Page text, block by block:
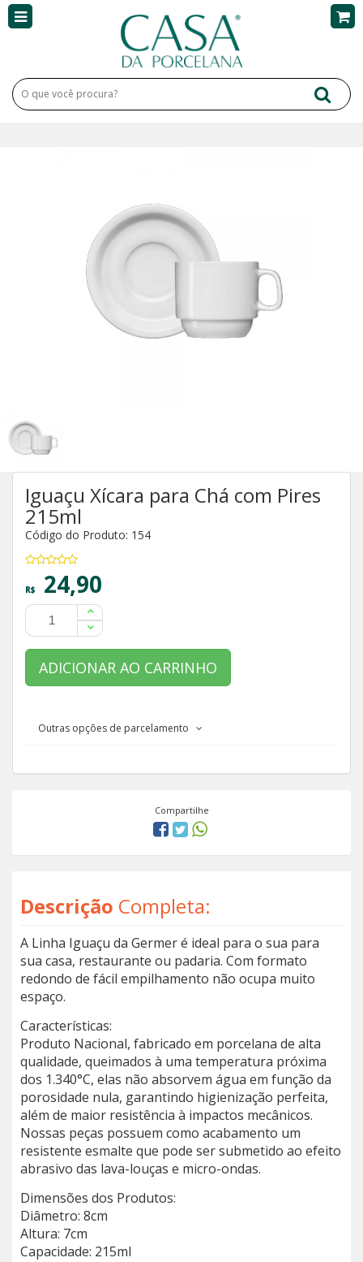
Iguaçu Xícara para Chá com Pires
215ml
Código do Produto: 154
R$ 24,90
ADICIONAR AO CARRINHO
Outras opções de parcelamento
Compartilhe
Descrição Completa:
A Linha Iguaçu da Germer é ideal para o sua para
sua casa, restaurante ou padaria. Com formato
redondo de fácil empilhamento não ocupa muito
espaço.
Características:
Produto Nacional, fabricado em porcelana de alta
qualidade, queimados à uma temperatura próxima
dos 1.340°C, elas não absorvem água em função da
porosidade nula, garantindo higienização perfeita,
além de maior resistência à impactos mecânicos.
Nossas peças possuem como acabamento um
resistente esmalte que pode ser submetido ao efeito
abrasivo das lava-louças e micro-ondas.
Dimensões dos Produtos:
Diâmetro: 8cm
Altura: 7cm
Capacidade: 215ml